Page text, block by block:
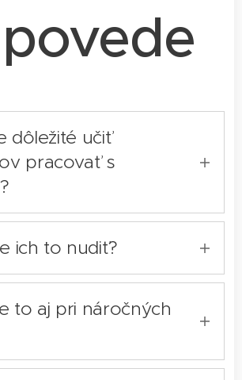
dôležité učiť
pracovať s
vznikajú z rýchlych
si mladí nevedia
zastaviť.
pracovať s emóciami,
správanie a
ich to nudiť?
je to teóriu.
postavený zážitkovo –
hýbu sa,
s reálnymi
to aj pri náročných